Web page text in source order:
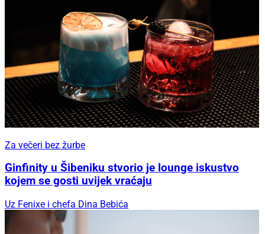
Za večeri bez žurbe
Ginfinity u Šibeniku stvorio je lounge iskustvo
kojem se gosti uvijek vraćaju
Uz Fenixe i chefa Dina Bebića